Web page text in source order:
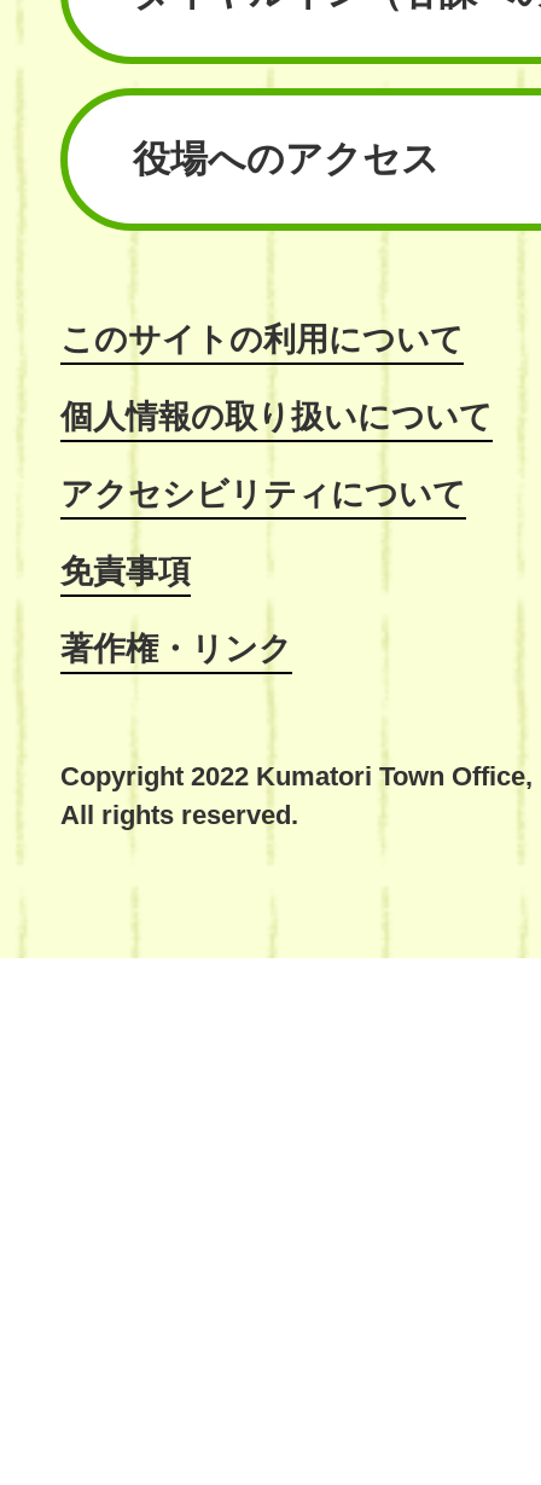
役場へのアクセス
このサイトの利用について
個人情報の取り扱いについて
アクセシビリティについて
免責事項
著作権・リンク
Copyright 2022 Kumatori Town Office,
All rights reserved.